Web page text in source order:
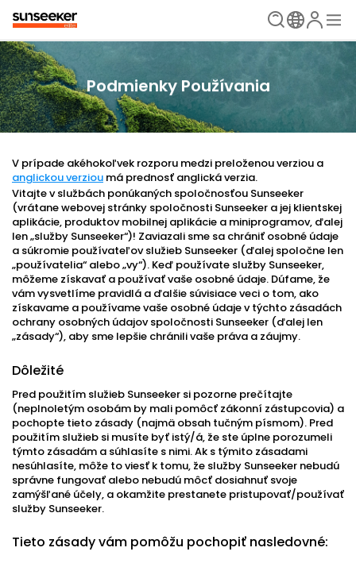
Podmienky Používania
V prípade akéhokoľvek rozporu medzi preloženou verziou a
anglickou verziou má prednosť anglická verzia.
Vitajte v službách ponúkaných spoločnosťou Sunseeker
(vrátane webovej stránky spoločnosti Sunseeker a jej klientskej
aplikácie, produktov mobilnej aplikácie a miniprogramov, ďalej
len „služby Sunseeker“)! Zaviazali sme sa chrániť osobné údaje
a súkromie používateľov služieb Sunseeker (ďalej spoločne len
„používatelia“ alebo „vy“). Keď používate služby Sunseeker,
môžeme získavať a používať vaše osobné údaje. Dúfame, že
vám vysvetlíme pravidlá a ďalšie súvisiace veci o tom, ako
získavame a používame vaše osobné údaje v týchto zásadách
ochrany osobných údajov spoločnosti Sunseeker (ďalej len
„zásady“), aby sme lepšie chránili vaše práva a záujmy.
Dôležité
Pred použitím služieb Sunseeker si pozorne prečítajte
(neplnoletým osobám by mali pomôcť zákonní zástupcovia) a
pochopte tieto zásady (najmä obsah tučným písmom). Pred
použitím služieb si musíte byť istý/á, že ste úplne porozumeli
týmto zásadám a súhlasíte s nimi. Ak s týmito zásadami
nesúhlasíte, môže to viesť k tomu, že služby Sunseeker nebudú
správne fungovať alebo nebudú môcť dosiahnuť svoje
zamýšľané účely, a okamžite prestanete pristupovať/používať
služby Sunseeker.
Tieto zásady vám pomôžu pochopiť nasledovné: